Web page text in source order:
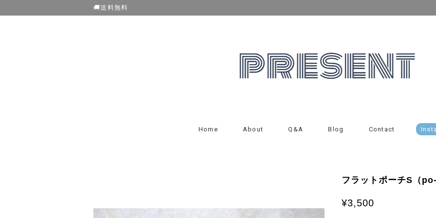
🚚送料無料
Home About Q&A Blog Contact
フラットポーチS（po-
¥3,500